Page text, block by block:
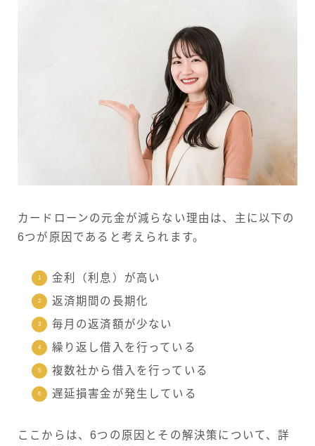
カードローンの元金が減らない理由は、主に以下の
6つが原因であると考えられます。
金利（利息）が高い
返済期間の長期化
毎月の返済額が少ない
繰り返し借入を行っている
複数社から借入を行っている
遅延損害金が発生している
ここからは、6つの原因とその解決策について、詳